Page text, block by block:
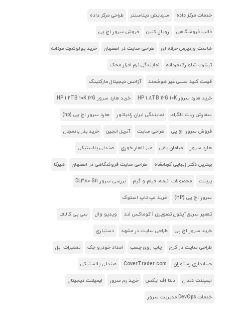
خدمات مرکز داده سرمایش دیتاسنتر طراحی مرکز داده
قالب فروشگاهی رویال کنین فروش سرور اچ پی
هاست وردپرس حرفه ای طراحی سایت در اصفهان خرید پولوشرت مردانه
تیشرت شلوارک مردانه نمایندگی نرم افزار محک
قیمت کلید لمسی غیر هوشمند آژانس دیجیتال مارکتینگ
خرید هارد سرور HP 1.8TB 12G 10K خرید هارد سرور HP 1.2TB 10K 12G
سفارش ربات تلگرام نمایندگی ایران رادیاتور هارد سرور اچ پی (hp)
فروش سرور اچ پی طراحی سایت آنریل انجین خرید بذر بادمجان
هارد سرور مبلمان باغی میز ناهار خوری صندلی پلاستیکی
بهترین دکتر زیبایی کرمانشاه طراحی سایت فروشگاهی در اصفهان هیرکا
پرینت محصولات انیمه، فیلم و گیم بررسی سرور DL380 G11
سرور اچ پی (HP) خرید لپ تاپ استوک
تعمیر سریع آیفون تصویری | کوماکس لند ویدیو وال سی پی کالاف
خرید سرور اچ پی طراحی سایت در مشهد دستیاری
طراحی سایت در کرج چاپ روی چسب امداد خودرو جک تعمیرات اپل
حسابداری رستوران CoverTrader.com صندلی پلاستیکی
ایمپلنت دندان دلتا اف ایکس خرید رم سرور ایمپلنت دیجیتال
خدمات DevOps مدیریت سرور